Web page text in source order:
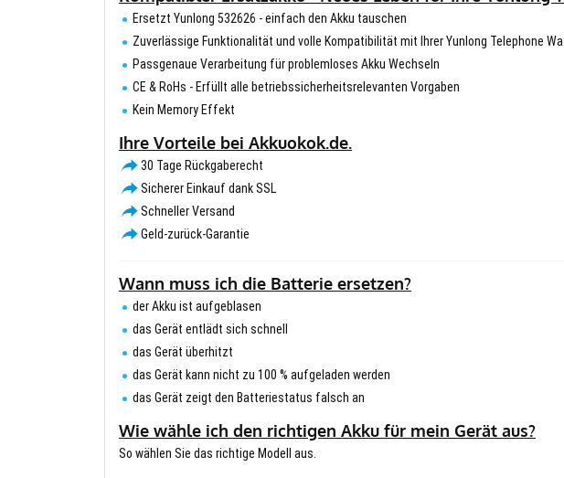
Ersetzt Yunlong 532626 - einfach den Akku tauschen
Zuverlässige Funktionalität und volle Kompatibilität mit Ihrer Yunlong Telephone
Passgenaue Verarbeitung für problemloses Akku Wechseln
CE & RoHs - Erfüllt alle betriebssicherheitsrelevanten Vorgaben
Kein Memory Effekt
Ihre Vorteile bei Akkuokok.de.
30 Tage Rückgaberecht
Sicherer Einkauf dank SSL
Schneller Versand
Geld-zurück-Garantie
Wann muss ich die Batterie ersetzen?
der Akku ist aufgeblasen
das Gerät entlädt sich schnell
das Gerät überhitzt
das Gerät kann nicht zu 100 % aufgeladen werden
das Gerät zeigt den Batteriestatus falsch an
Wie wähle ich den richtigen Akku für mein Gerät aus?
So wählen Sie das richtige Modell aus.